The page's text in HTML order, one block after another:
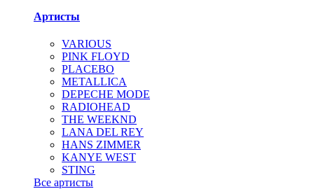
Артисты
VARIOUS
PINK FLOYD
PLACEBO
METALLICA
DEPECHE MODE
RADIOHEAD
THE WEEKND
LANA DEL REY
HANS ZIMMER
KANYE WEST
STING
Все артисты